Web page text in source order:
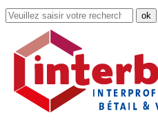
Rechercher
dans
site